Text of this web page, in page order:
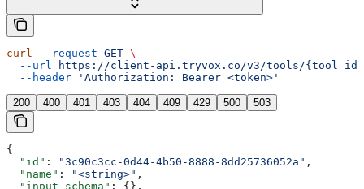
curl --request GET \
  --url
https://client-api.tryvox.co/v3/tools/{tool_id}
  --header
'Authorization: Bearer <token>'
200 400 401 403 404 409 429 500 503
{
  "id"
: "3c90c3cc-0d44-4b50-8888-8dd25736052a" ,
  "name"
: "<string>" ,
  "input_schema"
: {},